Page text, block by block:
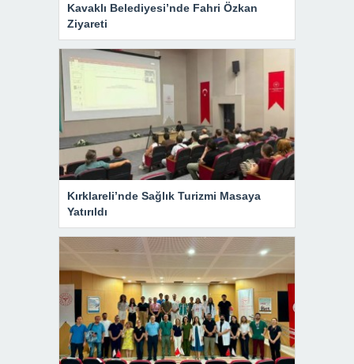
Kavaklı Belediyesi’nde Fahri Özkan
Ziyareti
Kırklareli’nde Sağlık Turizmi Masaya
Yatırıldı